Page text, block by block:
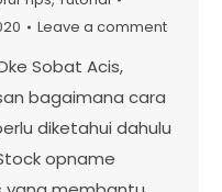
Leave a comment
Sobat Acis,
bagaimana cara
diketahui dahulu
opname